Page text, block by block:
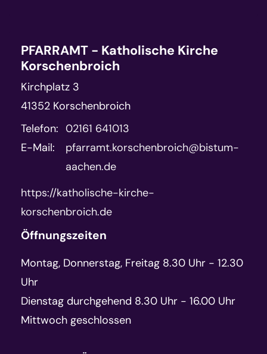
PFARRAMT - Katholische Kirche
Korschenbroich
Kirchplatz 3
41352 Korschenbroich
Telefon: 02161 641013
E-Mail:
pfarramt.korschenbroich@bistum-
aachen.de
https://katholische-kirche-
korschenbroich.de
Öffnungszeiten
Montag, Donnerstag, Freitag 8.30 Uhr - 12.30
Uhr
Dienstag durchgehend 8.30 Uhr - 16.00 Uhr
Mittwoch geschlossen